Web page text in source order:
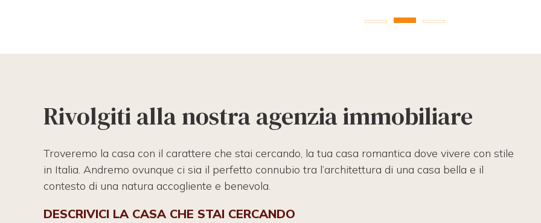
Rivolgiti alla nostra agenzia immobiliare
Troveremo la casa con il carattere che stai cercando, la tua casa romantica dove vivere con stile
in Italia. Andremo ovunque ci sia il perfetto connubio tra l’architettura di una casa bella e il
contesto di una natura accogliente e benevola.
DESCRIVICI LA CASA CHE STAI CERCANDO